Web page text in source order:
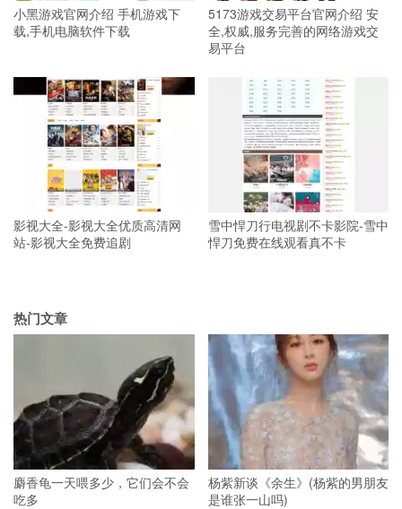
小黑游戏官网介绍 手机游戏下
载,手机电脑软件下载
5173游戏交易平台官网介绍 安
全,权威,服务完善的网络游戏交
易平台
影视大全-影视大全优质高清网
站-影视大全免费追剧
雪中悍刀行电视剧不卡影院-雪中
悍刀免费在线观看真不卡
热门文章
麝香龟一天喂多少，它们会不会
吃多
杨紫新谈《余生》(杨紫的男朋友
是谁张一山吗)